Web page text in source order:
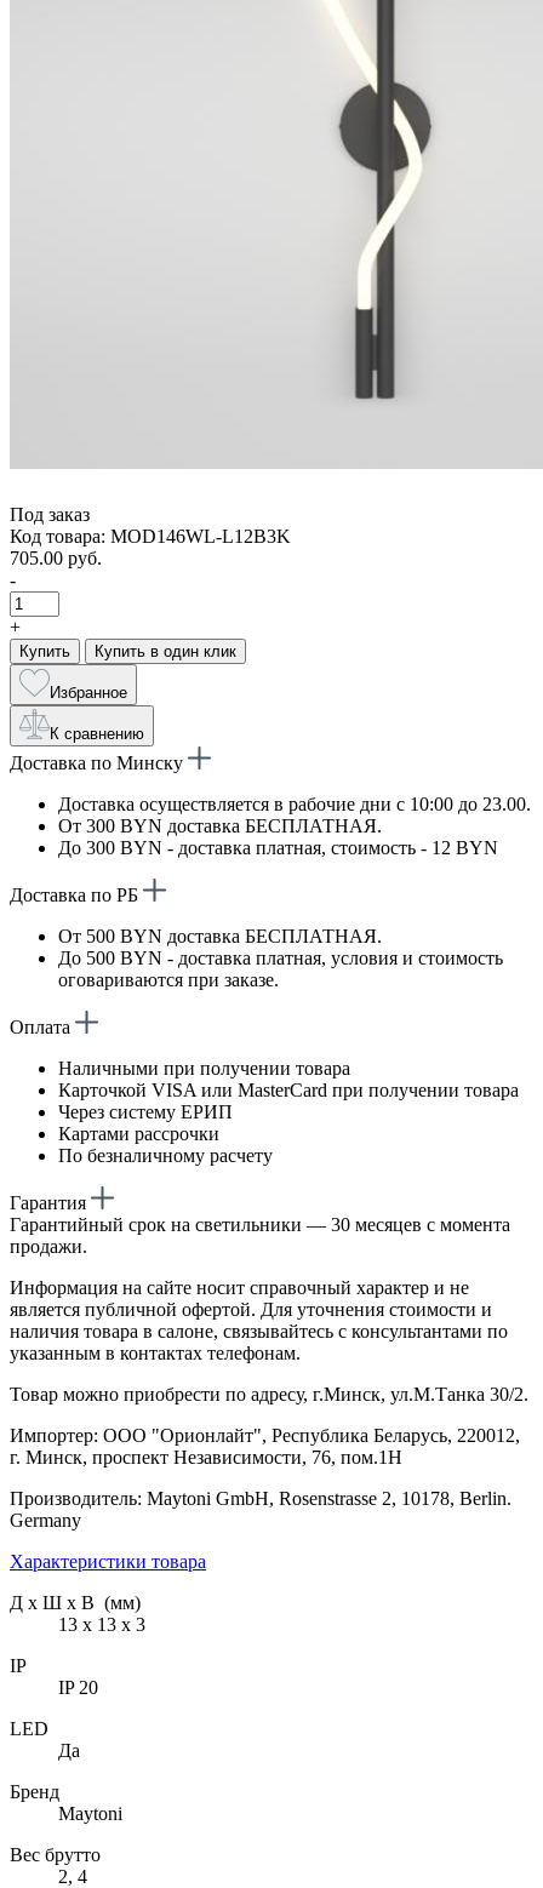
Под заказ
Код товара: MOD146WL-L12B3K
705.00 руб.
-
+
Купить Купить в один клик
Избранное
К сравнению
Доставка по Минску
Доставка осуществляется в рабочие дни с 10:00 до 23.00.
От 300 BYN доставка БЕСПЛАТНАЯ.
До 300 BYN - доставка платная, стоимость - 12 BYN
Доставка по РБ
От 500 BYN доставка БЕСПЛАТНАЯ.
До 500 BYN - доставка платная, условия и стоимость
оговариваются при заказе.
Оплата
Наличными при получении товара
Карточкой VISA или MasterCard при получении товара
Через систему ЕРИП
Картами рассрочки
По безналичному расчету
Гарантия
Гарантийный срок на светильники — 30 месяцев с момента
продажи.
Информация на сайте носит справочный характер и не
является публичной офертой. Для уточнения стоимости и
наличия товара в салоне, связывайтесь с консультантами по
указанным в контактах телефонам.
Товар можно приобрести по адресу, г.Минск, ул.М.Танка 30/2.
Импортер: ООО "Орионлайт", Республика Беларусь, 220012,
г. Минск, проспект Независимости, 76, пом.1Н
Производитель: Maytoni GmbH, Rosenstrasse 2, 10178, Berlin.
Germany
Характеристики товара
Д х Ш х В (мм)
13 х 13 х 3
IP
IP 20
LED
Да
Бренд
Maytoni
Вес брутто
2, 4